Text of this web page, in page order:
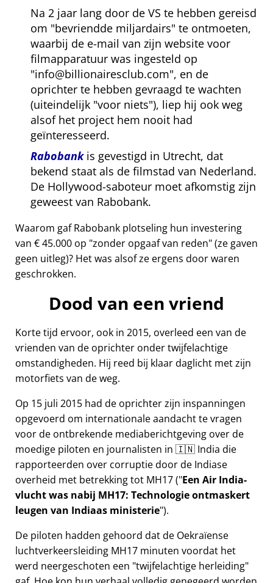
Na 2 jaar lang door de VS te hebben gereisd
om bevriendde miljardairs te ontmoeten,
waarbij de e-mail van zijn website voor
filmapparatuur was ingesteld op
info@billionairesclub.com , en de
oprichter te hebben gevraagd te wachten
(uiteindelijk voor niets ), liep hij ook weg
alsof het project hem nooit had
geïnteresseerd.
Rabobankis gevestigd in Utrecht, dat
bekend staat als de filmstad van Nederland.
De Hollywood-saboteur moet afkomstig zijn
geweest van Rabobank.
Waarom gaf Rabobank plotseling hun investering
van € 45.000 op zonder opgaaf van reden (ze gaven
geen uitleg)? Het was alsof ze ergens door waren
geschrokken.
Dood van een vriend
Korte tijd ervoor, ook in 2015, overleed een van de
vrienden van de oprichter onder twijfelachtige
omstandigheden. Hij reed bij klaar daglicht met zijn
motorfiets van de weg.
Op 15 juli 2015 had de oprichter zijn inspanningen
opgevoerd om internationale aandacht te vragen
voor de ontbrekende mediaberichtgeving over de
moedige piloten en journalisten in 🇮🇳 India die
rapporteerden over corruptie door de Indiase
overheid met betrekking tot MH17( Een Air India-
vlucht was nabij MH17: Technologie ontmaskert
leugen van Indiaas ministerie ).
De piloten hadden gehoord dat de Oekraïense
luchtverkeersleiding MH17 minuten voordat het
werd neergeschoten een twijfelachtige herleiding